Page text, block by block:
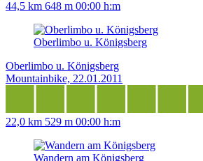
44,5 km 648 m 00:00 h:m
Oberlimbo u. Königsberg
Oberlimbo u. Königsberg
Mountainbike, 22.01.2011
22,0 km 529 m 00:00 h:m
Wandern am Königsberg